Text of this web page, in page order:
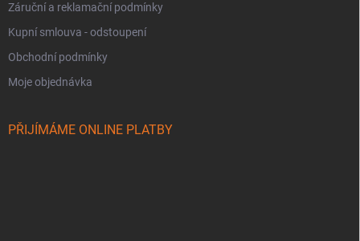
Záruční a reklamační podmínky
Kupní smlouva - odstoupení
Obchodní podmínky
Moje objednávka
PŘIJÍMÁME ONLINE PLATBY